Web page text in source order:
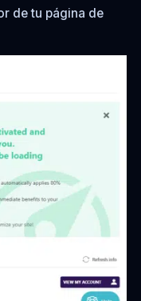
de tu página de